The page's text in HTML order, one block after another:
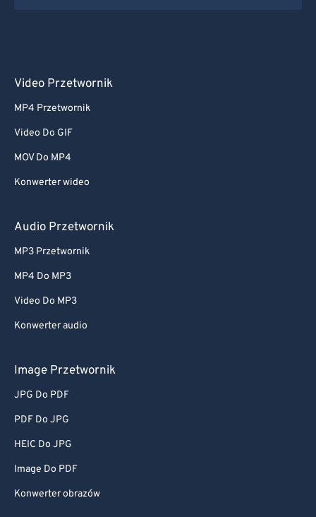
Video Przetwornik
MP4 Przetwornik
Video Do GIF
MOV Do MP4
Konwerter wideo
Audio Przetwornik
MP3 Przetwornik
MP4 Do MP3
Video Do MP3
Konwerter audio
Image Przetwornik
JPG Do PDF
PDF Do JPG
HEIC Do JPG
Image Do PDF
Konwerter obrazów